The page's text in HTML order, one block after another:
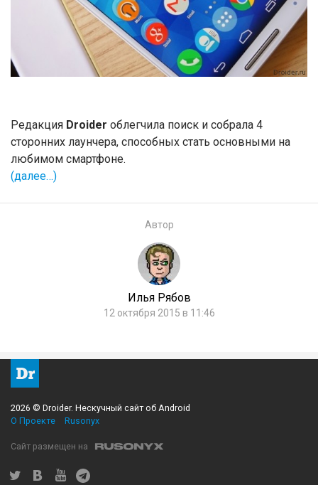
Редакция Droider облегчила поиск и собрала 4
сторонних лаунчера, способных стать основными на
любимом смартфоне.
(далее…)
Автор
Илья Рябов
12 октября 2015 в 11:46
2026 © Droider. Нескучный сайт об Android
О Проекте
Rusonyx
Сайт размещен на